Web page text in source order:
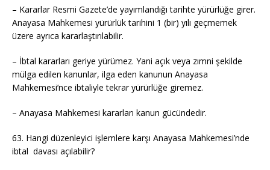
– Kararlar Resmi Gazete’de yayımlandığı tarihte yürürlüğe girer.
Anayasa Mahkemesi yürürlük tarihini 1 (bir) yılı geçmemek
üzere ayrıca kararlaştırılabilir.
– İbtal kararları geriye yürümez. Yani açık veya zımni şekilde
mülga edilen kanunlar, ilga eden kanunun Anayasa
Mahkemesi’nce ibtaliyle tekrar yürürlüğe giremez.
– Anayasa Mahkemesi kararları kanun gücündedir.
63. Hangi düzenleyici işlemlere karşı Anayasa Mahkemesi’nde
ibtal davası açılabilir?